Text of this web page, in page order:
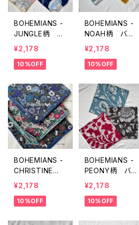
BOHEMIANS -
JUNGLE柄 バ
ンダナ
¥2,178
10%OFF
BOHEMIANS -
NOAH柄 バン
ダナ
¥2,178
10%OFF
BOHEMIANS -
CHRISTINE
柄 バンダナ
¥2,178
10%OFF
BOHEMIANS -
PEONY柄 バ
ンダナ
¥2,178
10%OFF